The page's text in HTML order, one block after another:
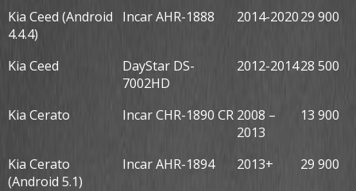
Kia Ceed (Android
4.4.4)
Incar AHR-1888 2014-202029 900
Kia Ceed
DayStar DS-
7002HD
2012-201428 500
Kia Cerato Incar CHR-1890 CR 2008 –
2013
13 900
Kia Cerato
(Android 5.1)
Incar AHR-1894 2013+ 29 900